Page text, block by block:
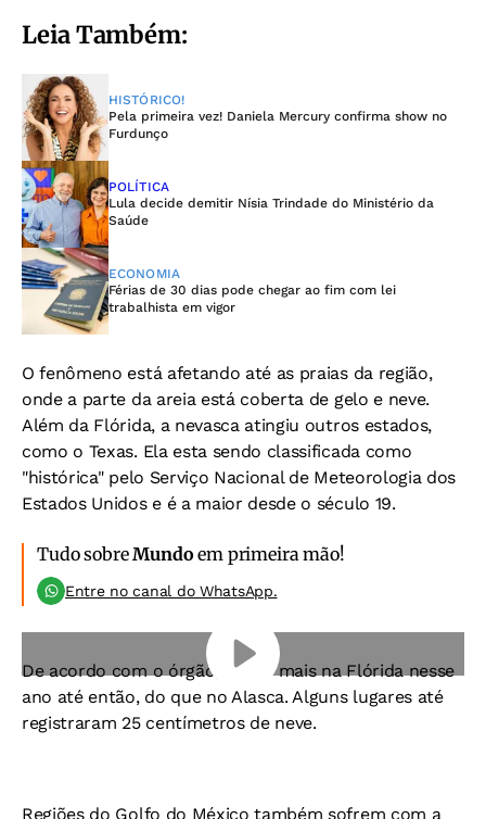
Leia Também:
HISTÓRICO!
Pela primeira vez! Daniela Mercury confirma show no
Furdunço
POLÍTICA
Lula decide demitir Nísia Trindade do Ministério da
Saúde
ECONOMIA
Férias de 30 dias pode chegar ao fim com lei
trabalhista em vigor
O fenômeno está afetando até as praias da região,
onde a parte da areia está coberta de gelo e neve.
Além da Flórida, a nevasca atingiu outros estados,
como o Texas. Ela esta sendo classificada como
"histórica" pelo Serviço Nacional de Meteorologia dos
Estados Unidos e é a maior desde o século 19.
Tudo sobreMundo em primeira mão!
Entre no canal do WhatsApp.
De acordo com o órgão, nevou mais na Flórida nesse
ano até então, do que no Alasca. Alguns lugares até
registraram 25 centímetros de neve.
Regiões do Golfo do México também sofrem com a